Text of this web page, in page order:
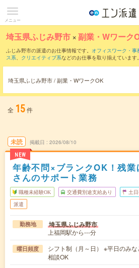
メニュー
埼玉県ふじみ野市 ×副業・Wワーク
ふじみ野市の派遣のお仕事情報です。 オフィスワーク・事
ス系、 クリエイティブ系などのお仕事を取り揃えていま
埼玉県ふじみ野市 / 副業・WワークOK
全 15件
未読
NEW
掲載日 2026/08/10
年齢不問×ブランクOK！残
さんのサポート業務
職種未経験OK 交通費別途支給あり 土
派遣
勤務地 埼玉県ふじみ野市
上福岡駅から---分
曜日頻度
シフト制（月～日） ※平日のみ
相談OK